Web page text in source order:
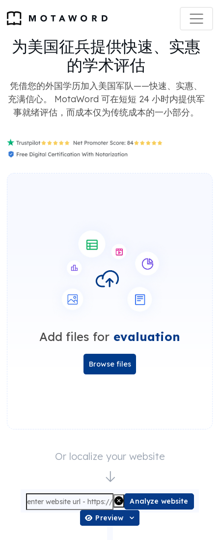
为美国征兵提供快速、实惠
的学术评估
凭借您的外国学历加入美国军队——快速、实惠、
充满信心。 MotaWord 可在短短 24 小时内提供军
事就绪评估，而成本仅为传统成本的一小部分。
Add files for evaluation
Browse files
Or localize your website
Analyze website
Preview